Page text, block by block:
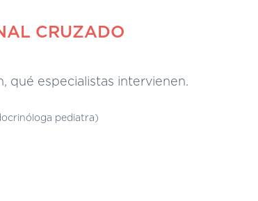
CRUZADO
qué especialistas intervienen.
pediatra)